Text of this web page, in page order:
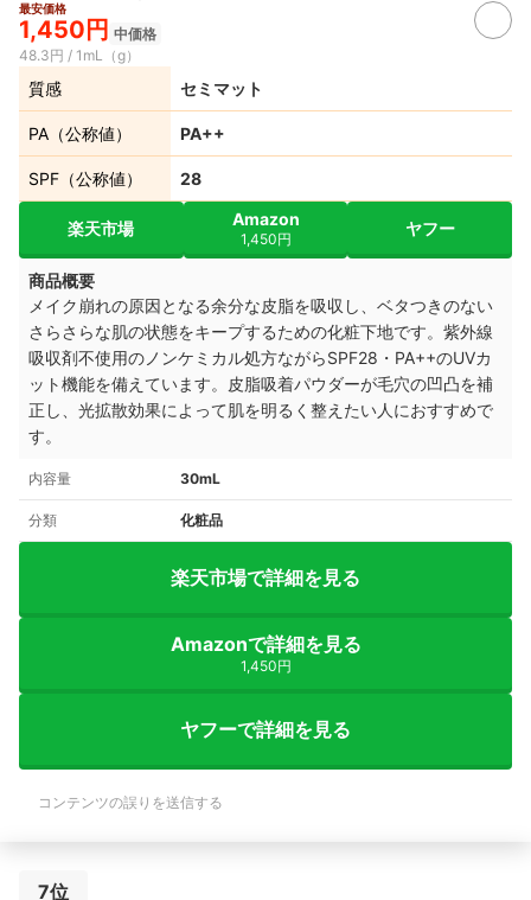
最安価格
1,450円 中価格
48.3円 / 1mL（g）
質感 セミマット
PA（公称値） PA++
SPF（公称値） 28
楽天市場 Amazon
1,450円
ヤフー
商品概要
メイク崩れの原因となる余分な皮脂を吸収し、ベタつきのない
さらさらな肌の状態をキープするための化粧下地です。紫外線
吸収剤不使用のノンケミカル処方ながらSPF28・PA++のUVカ
ット機能を備えています。皮脂吸着パウダーが毛穴の凹凸を補
正し、光拡散効果によって肌を明るく整えたい人におすすめで
す。
内容量 30mL
分類 化粧品
楽天市場で詳細を見る
Amazonで詳細を見る
1,450円
ヤフーで詳細を見る
コンテンツの誤りを送信する
7位